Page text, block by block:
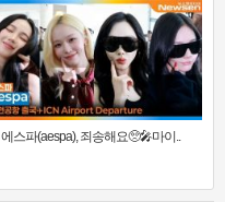
에스파(aespa), 죄송해요🥺🎤마이..